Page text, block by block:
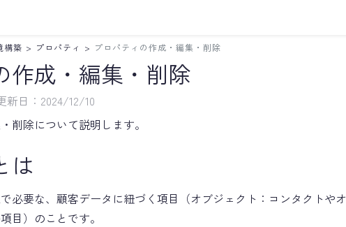
構築 > プロパティ > プロパティの作成・編集・削除
作成・編集・削除
新日： 2024/12/10
削除について説明します。
は
必要な、顧客データに紐づく項目（オブジェクト：コンタクトやオ
目）のことです。